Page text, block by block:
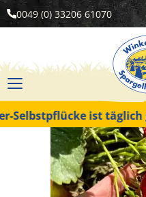
0049 (0) 33206 61070
täglich geöffnet!
Datum
wählen.
Laufend